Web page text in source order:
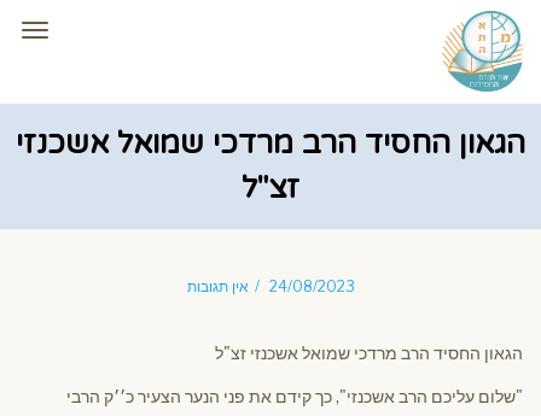
הגאון החסיד הרב מרדכי שמואל אשכנזי
זצ"ל
24/08/2023 אין תגובות
הגאון החסיד הרב מרדכי שמואל אשכנזי זצ"ל
"שלום עליכם הרב אשכנזי", כך קידם את פני הנער הצעיר כ׳׳ק הרבי